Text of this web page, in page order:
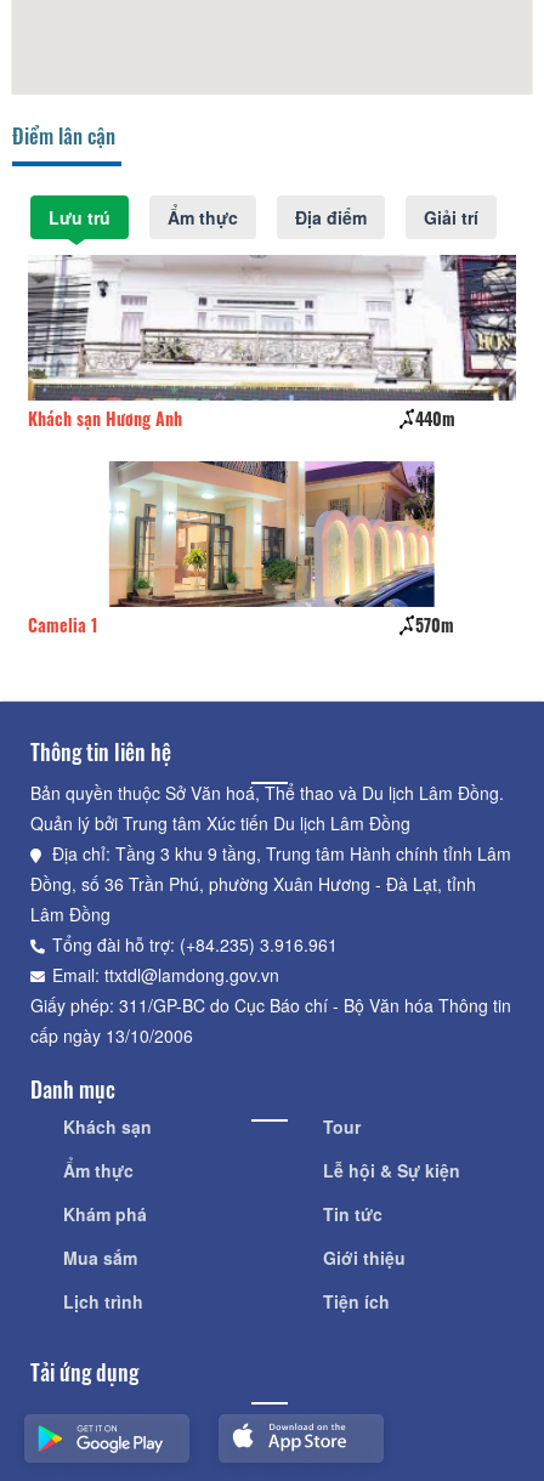
Điểm lân cận
Lưu trú Ẩm thực Địa điểm Giải trí
Khách sạn Hương Anh 440m
Camelia 1 570m
Thông tin liên hệ
Bản quyền thuộc Sở Văn hoá, Thể thao và Du lịch Lâm Đồng.
Quản lý bởi Trung tâm Xúc tiến Du lịch Lâm Đồng
Địa chỉ: Tầng 3 khu 9 tầng, Trung tâm Hành chính tỉnh Lâm
Đồng, số 36 Trần Phú, phường Xuân Hương - Đà Lạt, tỉnh
Lâm Đồng
Tổng đài hỗ trợ: (+84.235) 3.916.961
Email: ttxtdl@lamdong.gov.vn
Giấy phép: 311/GP-BC do Cục Báo chí - Bộ Văn hóa Thông tin
cấp ngày 13/10/2006
Danh mục
Khách sạn
Ẩm thực
Khám phá
Mua sắm
Lịch trình
Tour
Lễ hội & Sự kiện
Tin tức
Giới thiệu
Tiện ích
Tải ứng dụng